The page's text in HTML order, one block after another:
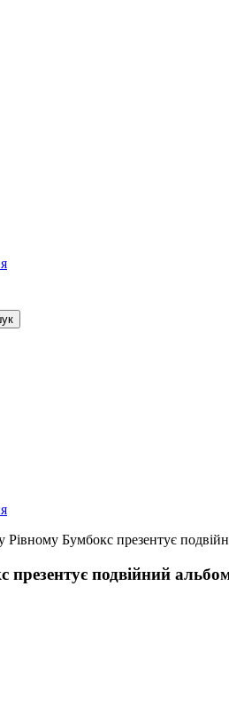
Рівному Бумбокс презентує
презентує подвійний